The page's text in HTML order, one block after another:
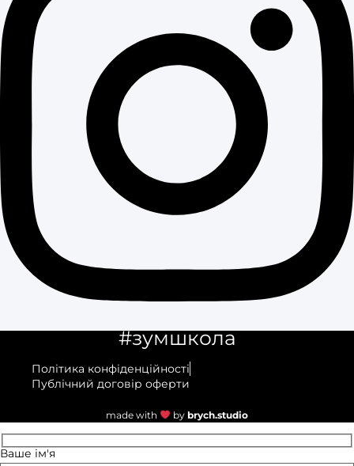
#зумшкола
Політика конфіденційності
Публічний договір оферти
made with by brych.studio
Ваше ім'я